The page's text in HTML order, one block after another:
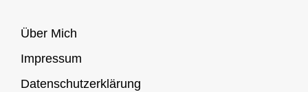
Über Mich
Impressum
Datenschutzerklärung